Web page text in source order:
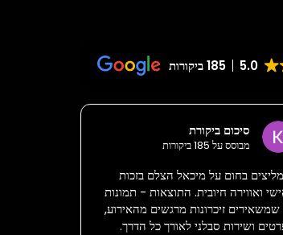
5.0 185 ביקורות
סיכום ביקורת
מבוסס על 185 ביקורות
בחום על מיכאל הצלם בזכות
ואווירה חיובית. התוצאות - תמונות
זיכרונות מרגשים מהאירוע,
ושירות סבלני לאורך כל הדרך.